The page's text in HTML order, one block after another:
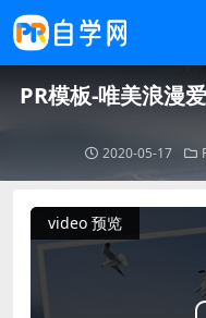
PR模板-唯美浪漫
2020-05-17
video 预览